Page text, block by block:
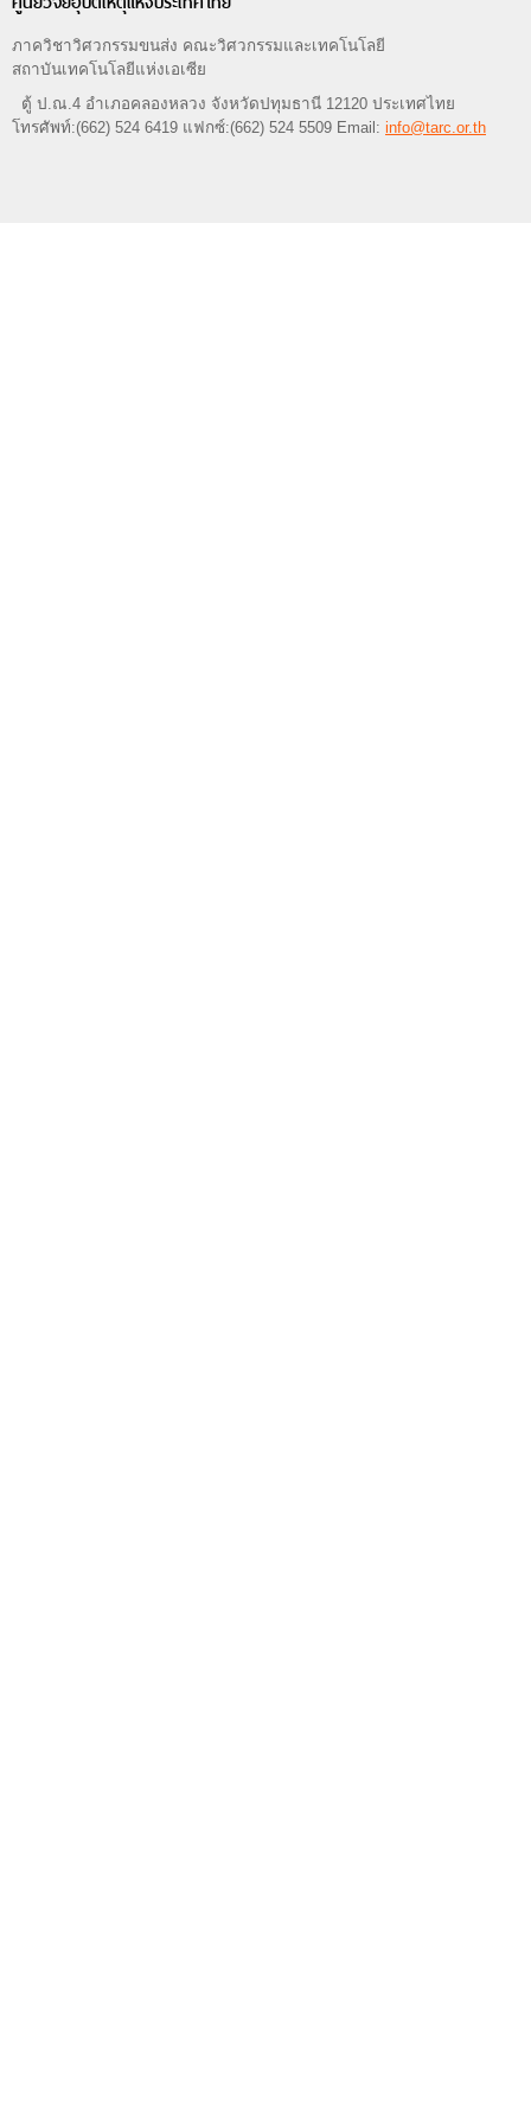
ภาควิชาวิศวกรรมขนส่ง คณะวิศวกรรมและเทคโนโลยี
สถาบันเทคโนโลยีแห่งเอเซีย
ตู้ ป.ณ.4 อำเภอคลองหลวง จังหวัดปทุมธานี 12120 ประเทศไทย
โทรศัพท์:(662) 524 6419 แฟกซ์:(662) 524 5509 Email: info@tarc.or.th